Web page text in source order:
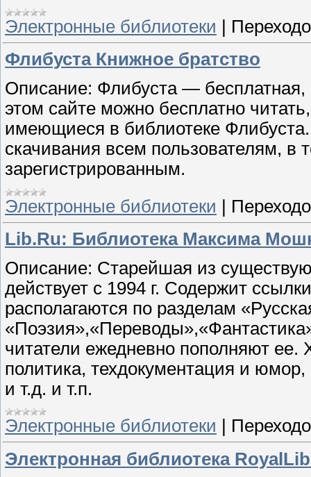
Электронные библиотеки
Флибуста Книжное братство
Описание: Флибуста —
этом сайте можно бесплатно
имеющиеся в библиотеке
скачивания всем пользователям, в
зарегистрированным.
Электронные библиотеки |
Lib.Ru: Библиотека Максима
Описание: Старейшая из
действует с 1994 г. Содержит
располагаются по разделам
читатели ежедневно пополняют ее.
политика, техдокументация и
и т.д. и т.п.
Электронные библиотеки
Электронная библиотека